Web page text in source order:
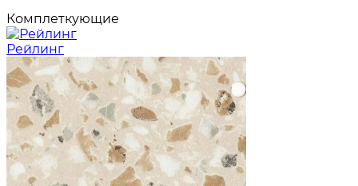
Комплеткующие
Рейлинг